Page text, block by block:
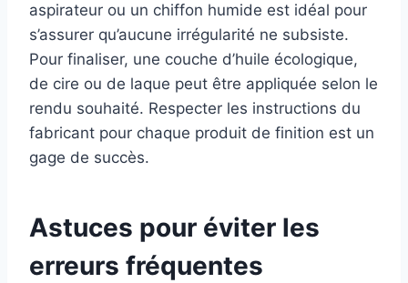
aspirateur ou un chiffon humide est idéal pour
s’assurer qu’aucune irrégularité ne subsiste.
Pour finaliser, une couche d’huile écologique,
de cire ou de laque peut être appliquée selon le
rendu souhaité. Respecter les instructions du
fabricant pour chaque produit de finition est un
gage de succès.
Astuces pour éviter les
erreurs fréquentes